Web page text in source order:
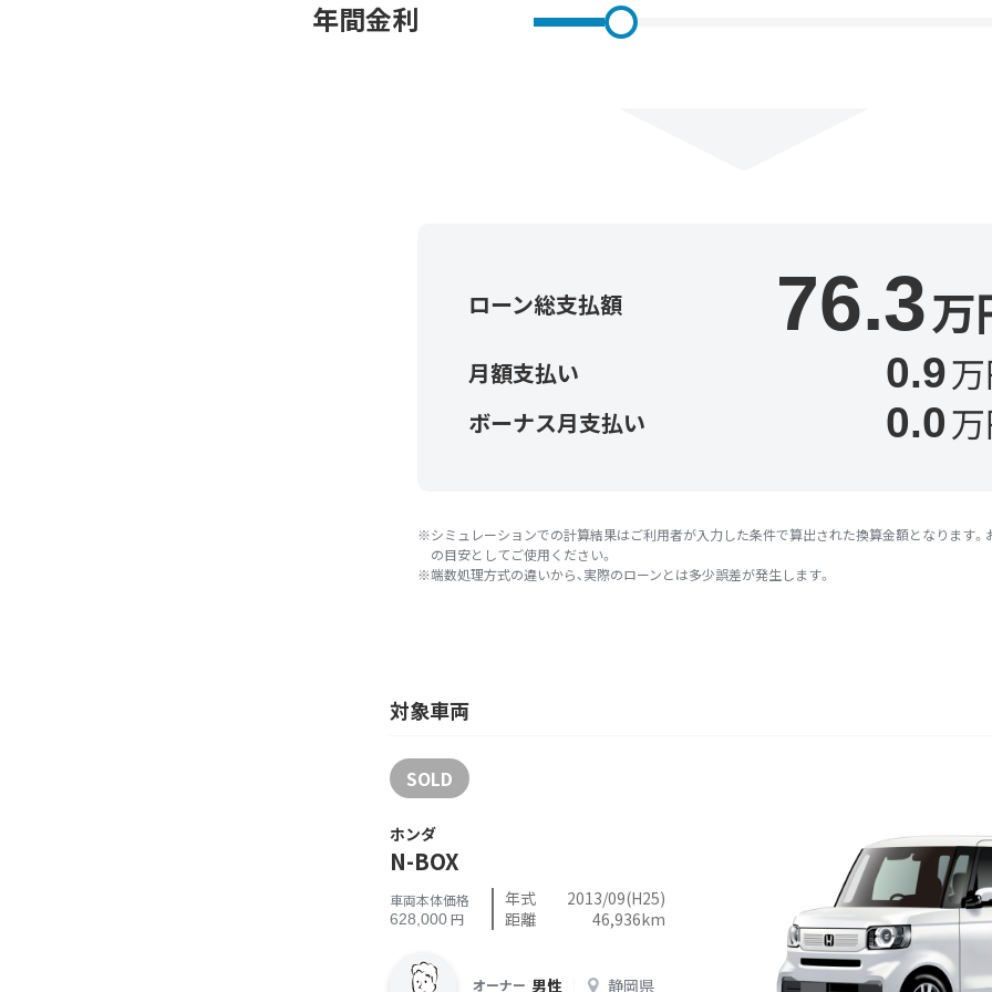
年間金利
ローン総支払額 76.3万
月額支払い 0.9
ボーナス月支払い 0.0
シミュレーションでの計算結果はご利用者が入力した条件で算出された換算金額となります。
の目安としてご使用ください。
端数処理方式の違いから、実際のローンとは多少誤差が発生します。
対象車両
SOLD
ホンダ
N-BOX
車両本体価格
628,000円
年式
2013/09(H25)
距離
46,936km
オーナー 男性 静岡県